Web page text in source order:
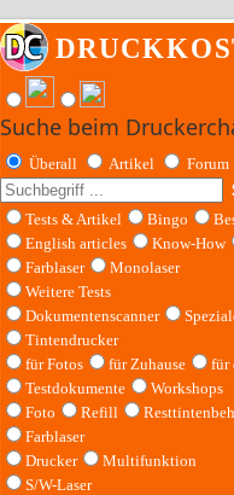
Suche beim
Überall Artikel Forum
Tests & Artikel Bingo
English articles
Know-How
Farblaser
Monolaser
Weitere Tests
Dokumentenscanner
Tintendrucker
für Fotos
für Zuhause
für
Testdokumente
Workshops
Foto
Refill
Farblaser
Drucker
Multifunktion
S/W-Laser